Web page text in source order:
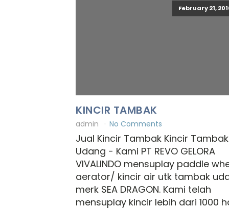
February 21,
KINCIR TAMBAK
admin No Comments
Jual Kincir Tambak Kincir Tambak
Udang - Kami PT REVO GELORA
VIVALINDO mensuplay paddle
aerator/ kincir air utk tambak
merk SEA DRAGON. Kami telah
mensuplay kincir lebih dari 1000